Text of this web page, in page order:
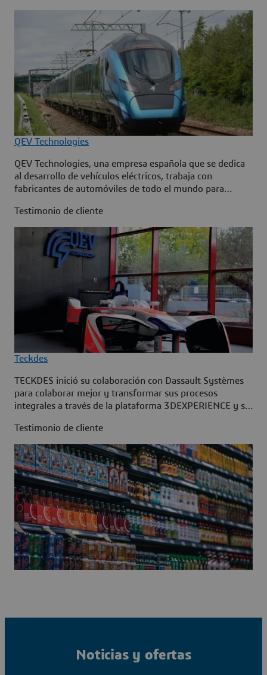
QEV Technologies
QEV Technologies, una empresa española que se dedica
al desarrollo de vehículos eléctricos, trabaja con
fabricantes de automóviles de todo el mundo para
crecimiento de su negocio, QEV Technologies adoptó la
plataforma en la nube 3DEXPERIENCE para integrar sus
datos de desarrollo de productos, consolidar su base de
conocimientos y permitir una colaboración eficaz.
Testimonio de cliente
Teckdes
TECKDES inició su colaboración con Dassault Systèmes
para colaborar mejor y transformar sus procesos
integrales a través de la plataforma 3DEXPERIENCE y su
Testimonio de cliente
Noticias y ofertas